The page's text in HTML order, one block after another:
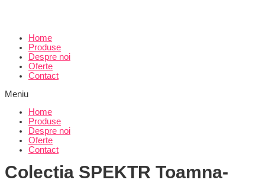
Home
Produse
Despre noi
Oferte
Contact
Meniu
Home
Produse
Despre noi
Oferte
Contact
Colectia SPEKTR Toamna-